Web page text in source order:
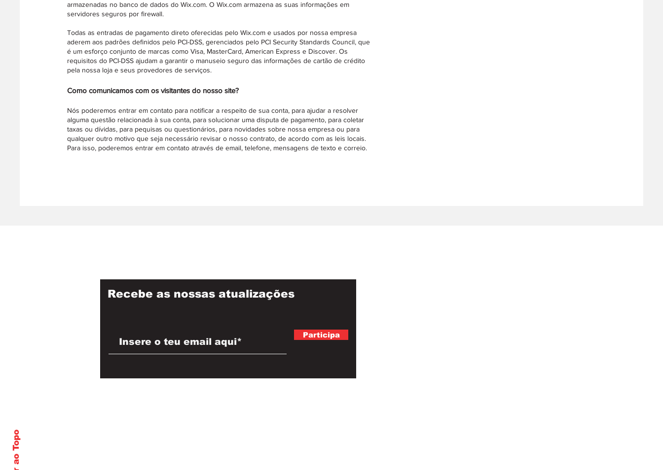
armazenadas no banco de dados do Wix.com. O Wix.com armazena as suas informações em
servidores seguros por firewall.
Todas as entradas de pagamento direto oferecidas pelo Wix.com e usados por nossa empresa
aderem aos padrões definidos pelo PCI-DSS, gerenciados pelo PCI Security Standards Council, que
é um esforço conjunto de marcas como Visa, MasterCard, American Express e Discover. Os
requisitos do PCI-DSS ajudam a garantir o manuseio seguro das informações de cartão de crédito
pela nossa loja e seus provedores de serviços.
Como comunicamos com os visitantes do nosso site?
Nós poderemos entrar em contato para notificar a respeito de sua conta, para ajudar a resolver
alguma questão relacionada à sua conta, para solucionar uma disputa de pagamento, para coletar
taxas ou dívidas, para pequisas ou questionários, para novidades sobre nossa empresa ou para
qualquer outro motivo que seja necessário revisar o nosso contrato, de acordo com as leis locais.
Para isso, poderemos entrar em contato através de email, telefone, mensagens de texto e correio.
Recebe as nossas atualizações
Participa